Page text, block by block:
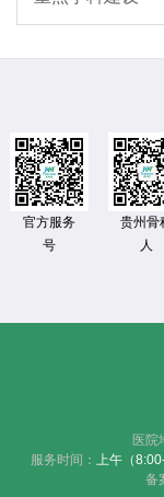
官方服务
号
贵州骨
人
医院
服务时间：
上午（
备